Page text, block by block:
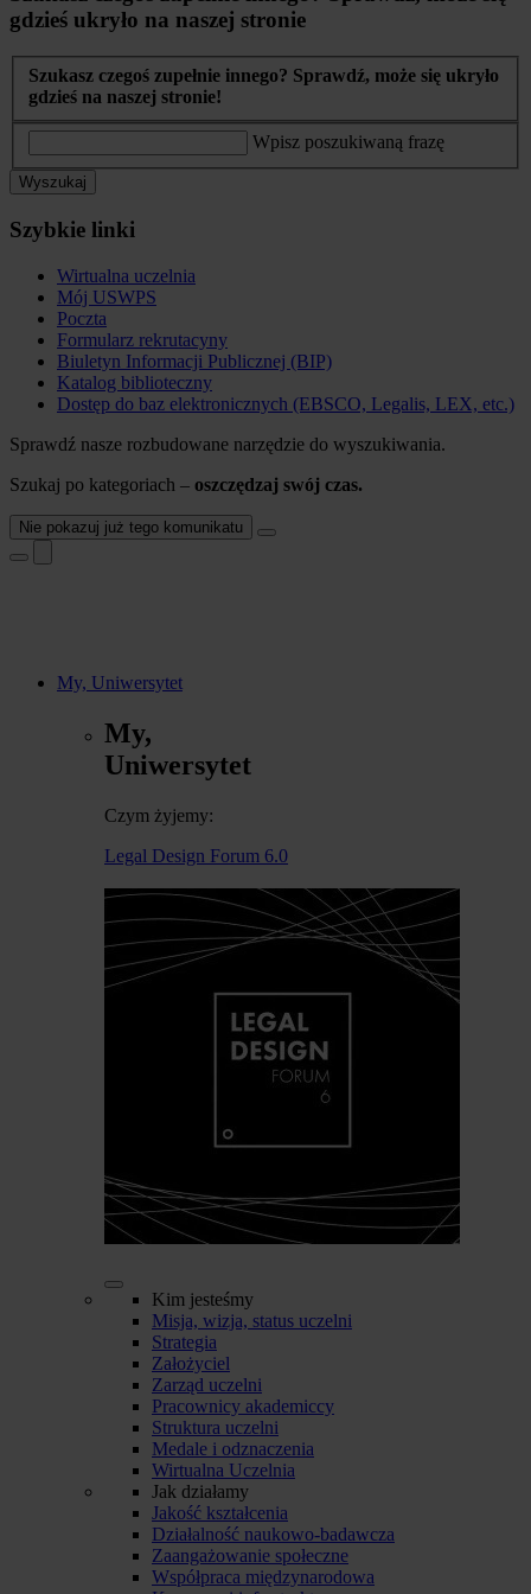
gdzieś ukryło na naszej stronie
Szukasz czegoś zupełnie innego? Sprawdź, może się ukryło
gdzieś na naszej stronie!
Wpisz poszukiwaną frazę
Wyszukaj
Szybkie linki
Wirtualna uczelnia
Mój USWPS
Poczta
Formularz rekrutacyny
Biuletyn Informacji Publicznej (BIP)
Katalog biblioteczny
Dostęp do baz elektronicznych (EBSCO, Legalis, LEX, etc.)
Sprawdź nasze rozbudowane narzędzie do wyszukiwania.
Szukaj po kategoriach – oszczędzaj swój czas.
Nie pokazuj już tego komunikatu
My, Uniwersytet
My,
Uniwersytet
Czym żyjemy:
Legal Design Forum 6.0
Kim jesteśmy
Misja, wizja, status uczelni
Strategia
Założyciel
Zarząd uczelni
Pracownicy akademiccy
Struktura uczelni
Medale i odznaczenia
Wirtualna Uczelnia
Jak działamy
Jakość kształcenia
Działalność naukowo-badawcza
Zaangażowanie społeczne
Współpraca międzynarodowa